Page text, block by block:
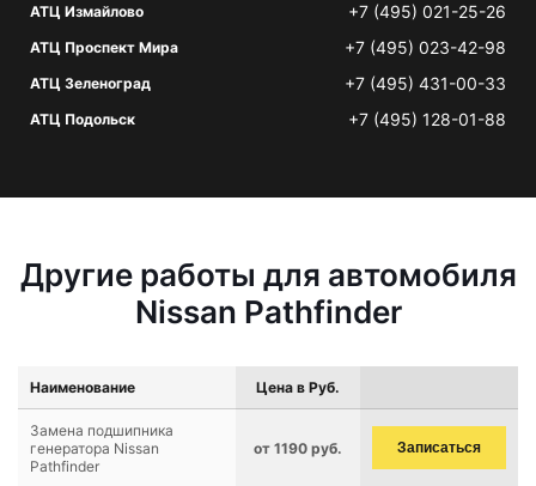
АТЦ Измайлово +7 (495) 021-25-26
АТЦ Проспект Мира +7 (495) 023-42-98
АТЦ Зеленоград +7 (495) 431-00-33
АТЦ Подольск +7 (495) 128-01-88
Другие работы для автомобиля
Nissan Pathfinder
Наименование Цена в Руб.
Замена подшипника
генератора Nissan
Pathfinder
от 1190 руб. Записаться